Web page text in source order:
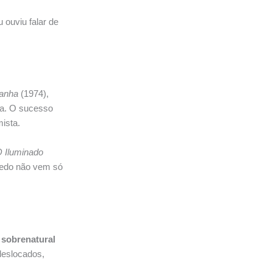
ouviu falar de
(1974),
O sucesso
Iluminado
não vem só